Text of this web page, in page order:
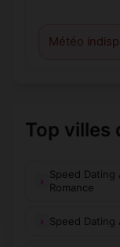
Météo
Top villes
Speed Dating
Romance
Speed Dating